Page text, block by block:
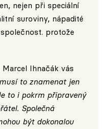
nejen při speciální
suroviny, nápadité
protože
Ihnačák vás
to znamenat jen
to i pokrm připravený
Společná
být dokonalou